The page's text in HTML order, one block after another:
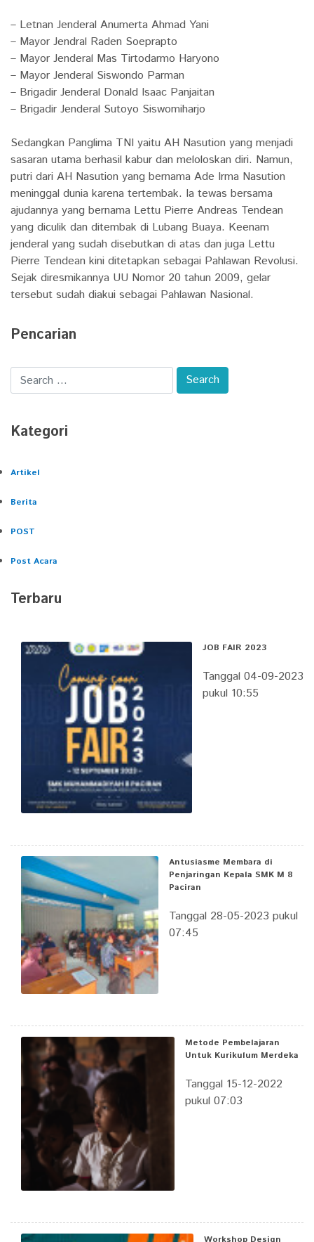
– Letnan Jenderal Anumerta Ahmad Yani
– Mayor Jendral Raden Soeprapto
– Mayor Jenderal Mas Tirtodarmo Haryono
– Mayor Jenderal Siswondo Parman
– Brigadir Jenderal Donald Isaac Panjaitan
– Brigadir Jenderal Sutoyo Siswomiharjo
Sedangkan Panglima TNI yaitu AH Nasution yang menjadi
sasaran utama berhasil kabur dan meloloskan diri. Namun,
putri dari AH Nasution yang bernama Ade Irma Nasution
meninggal dunia karena tertembak. Ia tewas bersama
ajudannya yang bernama Lettu Pierre Andreas Tendean
yang diculik dan ditembak di Lubang Buaya. Keenam
jenderal yang sudah disebutkan di atas dan juga Lettu
Pierre Tendean kini ditetapkan sebagai Pahlawan Revolusi.
Sejak diresmikannya UU Nomor 20 tahun 2009, gelar
tersebut sudah diakui sebagai Pahlawan Nasional.
Pencarian
Kategori
Artikel
Berita
POST
Post Acara
Terbaru
JOB FAIR 2023
Tanggal 04-09-2023
pukul 10:55
Antusiasme Membara di
Penjaringan Kepala SMK M 8
Paciran
Tanggal 28-05-2023 pukul
07:45
Metode Pembelajaran
Untuk Kurikulum Merdeka
Tanggal 15-12-2022
pukul 07:03
Workshop Design